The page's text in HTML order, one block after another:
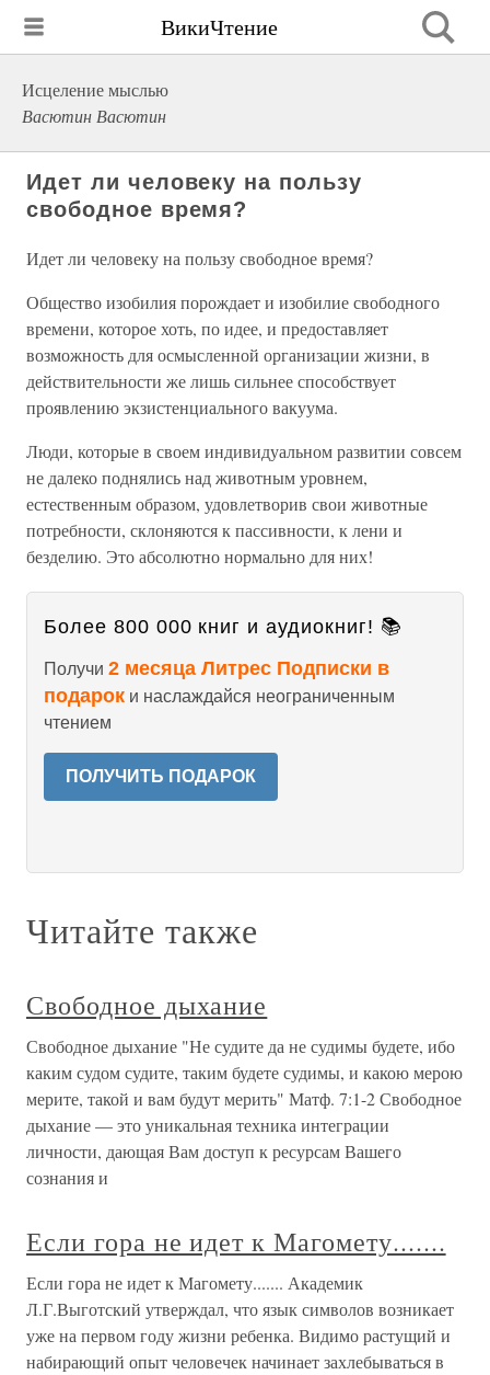
ВикиЧтение
Исцеление мыслью
Васютин Васютин
Идет ли человеку на пользу
свободное время?
Идет ли человеку на пользу свободное время?
Общество изобилия порождает и изобилие свободного
времени, которое хоть, по идее, и предоставляет
возможность для осмысленной организации жизни, в
действительности же лишь сильнее способствует
проявлению экзистенциального вакуума.
Люди, которые в своем индивидуальном развитии совсем
не далеко поднялись над животным уровнем,
естественным образом, удовлетворив свои животные
потребности, склоняются к пассивности, к лени и
безделию. Это абсолютно нормально для них!
Более 800 000 книг и аудиокниг! 📚
Получи 2 месяца Литрес Подписки в
подарок и наслаждайся неограниченным
чтением
ПОЛУЧИТЬ ПОДАРОК
Читайте также
Свободное дыхание
Свободное дыхание "Не судите да не судимы будете, ибо
каким судом судите, таким будете судимы, и какою мерою
мерите, такой и вам будут мерить" Матф. 7:1-2 Свободное
дыхание — это уникальная техника интеграции
личности, дающая Вам доступ к ресурсам Вашего
сознания и
Если гора не идет к Магомету.......
Если гора не идет к Магомету....... Академик
Л.Г.Выготский утверждал, что язык символов возникает
уже на первом году жизни ребенка. Видимо растущий и
набирающий опыт человечек начинает захлебываться в